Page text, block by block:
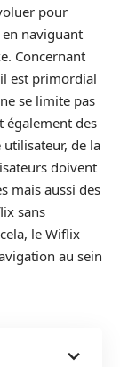
pour
naviguant
Concernant
est primordial
se limite pas
également des
utilisateur, de la
doivent
mais aussi des
sans
le Wiflix
au sein